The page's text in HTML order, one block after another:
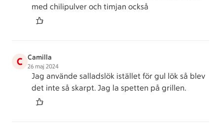
med chilipulver och timjan också
C Camilla
26 maj 2024
Jag använde salladslök istället för gul lök så blev
det inte så skarpt. Jag la spetten på grillen.